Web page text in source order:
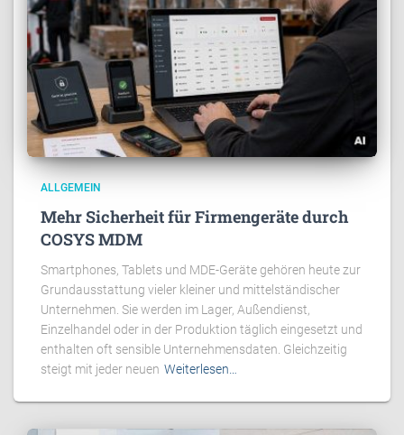
ALLGEMEIN
Mehr Sicherheit für Firmengeräte durch
COSYS MDM
Smartphones, Tablets und MDE-Geräte gehören heute zur
Grundausstattung vieler kleiner und mittelständischer
Unternehmen. Sie werden im Lager, Außendienst,
Einzelhandel oder in der Produktion täglich eingesetzt und
enthalten oft sensible Unternehmensdaten. Gleichzeitig
steigt mit jeder neuen Weiterlesen…